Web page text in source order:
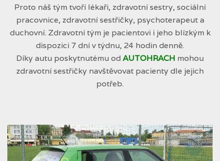
Proto náš tým tvoří lékaři, zdravotní sestry, sociální
pracovnice, zdravotní sestřičky, psychoterapeut a
duchovní. Zdravotní tým je pacientovi i jeho blízkým k
dispozici 7 dní v týdnu, 24 hodin denně.
Díky autu poskytnutému od AUTOHRACH mohou
zdravotní sestřičky navštěvovat pacienty dle jejich
potřeb.